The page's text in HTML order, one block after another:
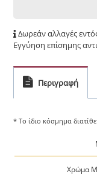
Δωρεάν αλλαγές
Εγγύηση επίσημης
Περιγραφή
* Το ίδιο κόσμημα
Χρώμα